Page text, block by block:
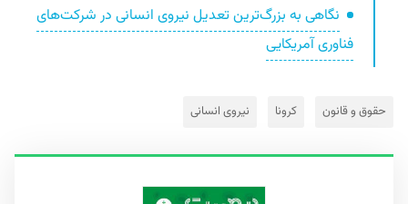
نگاهی به بزرگ‌ترین تعدیل نیروی انسانی در شرکت‌های
فناوری آمریکایی
حقوق و قانون کرونا نیروی انسانی